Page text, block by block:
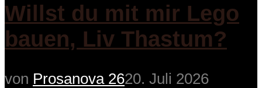
Willst du mit mir Lego
bauen, Liv Thastum?
von Prosanova 2620. Juli 2026